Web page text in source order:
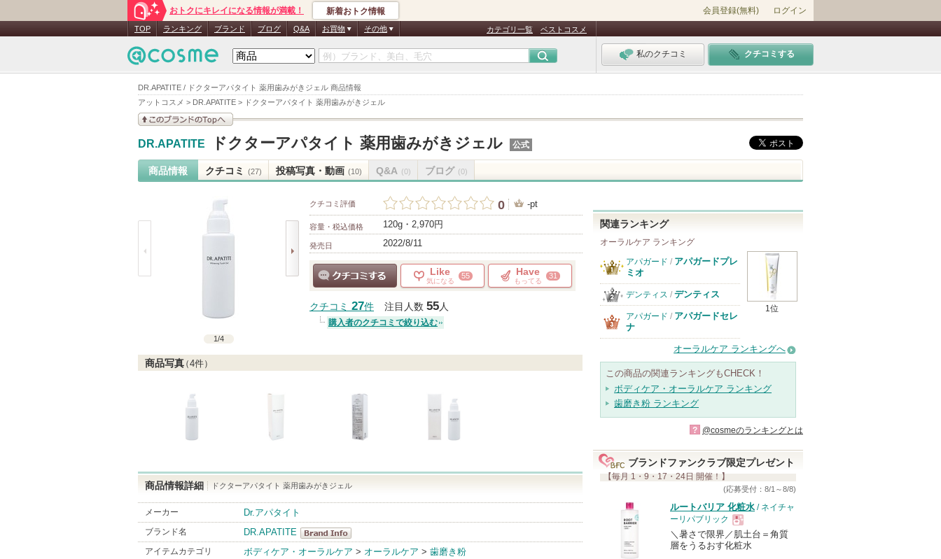
DR.APATITE / ドクターアパタイト 薬用歯みがきジェル 商品情報
アットコスメ > DR.APATITE > ドクターアパタイト 薬用歯みがきジェル
おトクにキレイになる情報が満載！ 新着おトク情報 会員登録(無料) ログイン
TOP ランキング ブランド ブログ Q&A お買物 その他 カテゴリ一覧 ベストコスメ
私のクチコミ クチコミする
このブランドの情報を
DR.APATITE ドクターアパタイト 薬用歯みがきジェル 公式
商品情報 クチコミ (27) 投稿写真・動画 (10) Q&A (0) ブログ (0)
1/4
クチコミ評価 0 -pt
容量・税込価格 120g・2,970円
発売日 2022/8/11
Like
気になる
55 Have
もってる
31
クチコミ 27件 注目人数 55人
購入者のクチコミで絞り込む
商品写真（4件）
商品情報詳細 ドクターアパタイト 薬用歯みがきジェル
メーカー Dr.アパタイト
ブランド名
DR.APATITE
DR.APATITE
アイテムカテゴリ ボディケア・オーラルケア > オーラルケア > 歯磨き粉
関連ランキング
オーラルケア ランキング
1位
アパガード / アパガードプレ
ミオ
デンティス / デンティス
アパガード / アパガードセレ
ナ
オーラルケア ランキングへ
この商品の関連ランキングもCHECK！
ボディケア・オーラルケア ランキング
歯磨き粉 ランキング
? @cosmeのランキングとは
ブランドファンクラブ限定プレゼント
【毎月 1・9・17・24日 開催！】
(応募受付：8/1～8/8)
ルートバリア 化粧水 / ネイチャ
ーリパブリック
現
＼暑さで限界／肌土台＝角質
層をうるおす化粧水